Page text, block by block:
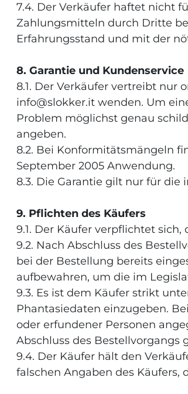
7.4. Der Verkäufer haftet nicht
Zahlungsmitteln durch Dritte
Erfahrungsstand und mit der
8. Garantie und Kundenservice
8.1. Der Verkäufer vertreibt nur
info@slokker.it wenden. Um
Problem möglichst genau
angeben.
8.2. Bei Konformitätsmängeln
September 2005 Anwendung.
8.3. Die Garantie gilt nur für
9. Pflichten des Käufers
9.1. Der Käufer verpflichtet
9.2. Nach Abschluss des
bei der Bestellung bereits
aufbewahren, um die im
9.3. Es ist dem Käufer strikt
Phantasiedaten einzugeben.
oder erfundener Personen
Abschluss des Bestellvorgangs
9.4. Der Käufer hält den
falschen Angaben des